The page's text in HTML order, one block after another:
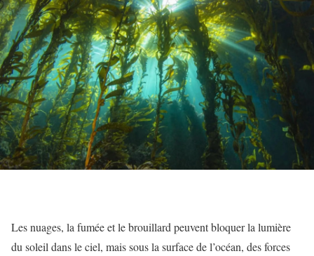
Les nuages, la fumée et le brouillard peuvent bloquer la lumière
du soleil dans le ciel, mais sous la surface de l’océan, des forces